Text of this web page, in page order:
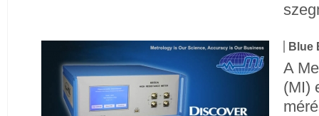
Blue
A
(MI)